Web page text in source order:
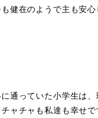
健在のようで主も安心
通っていた小学生は
ャチャも私達も幸せで